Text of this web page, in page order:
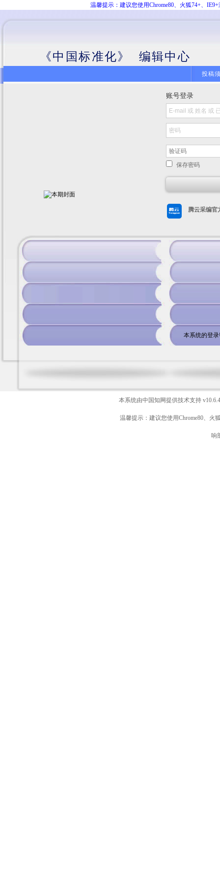
温馨提示：建议您使用Chrome80、火狐74+、
《中国标准化》 编辑中心
投稿
账号登录
保存密码
腾云采编官
本系统的登
本系统由中国知网提供技术支持
温馨提示：建议您使用Chrome80、火
响